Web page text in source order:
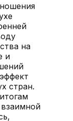
на
и
стран.